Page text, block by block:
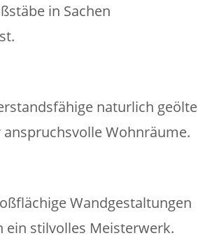
in Sachen
naturlich geölte
Wohnräume.
Wandgestaltungen
ein stilvolles Meisterwerk.